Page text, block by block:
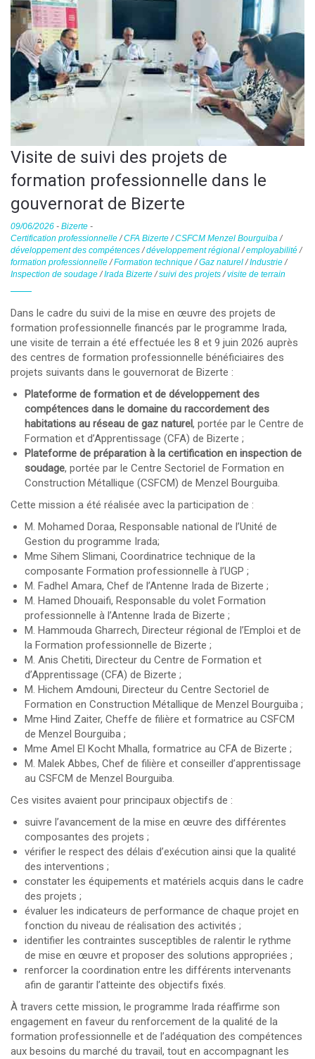
Visite de suivi des projets de
formation professionnelle dans le
gouvernorat de Bizerte
09/06/2026 - Bizerte -
Certification professionnelle/CFA Bizerte/CSFCM Menzel Bourguiba/
développement des compétences/développement régional/employabilité/
formation professionnelle/Formation technique/Gaz naturel/Industrie/
Inspection de soudage/Irada Bizerte/suivi des projets/visite de terrain
Dans le cadre du suivi de la mise en œuvre des projets de
formation professionnelle financés par le programme Irada,
une visite de terrain a été effectuée les 8 et 9 juin 2026 auprès
des centres de formation professionnelle bénéficiaires des
projets suivants dans le gouvernorat de Bizerte :
Plateforme de formation et de développement des
compétences dans le domaine du raccordement des
habitations au réseau de gaz naturel, portée par le Centre de
Formation et d’Apprentissage (CFA) de Bizerte ;
Plateforme de préparation à la certification en inspection de
soudage, portée par le Centre Sectoriel de Formation en
Construction Métallique (CSFCM) de Menzel Bourguiba.
Cette mission a été réalisée avec la participation de :
M. Mohamed Doraa, Responsable national de l’Unité de
Gestion du programme Irada;
Mme Sihem Slimani, Coordinatrice technique de la
composante Formation professionnelle à l’UGP ;
M. Fadhel Amara, Chef de l’Antenne Irada de Bizerte ;
M. Hamed Dhouaifi, Responsable du volet Formation
professionnelle à l’Antenne Irada de Bizerte ;
M. Hammouda Gharrech, Directeur régional de l’Emploi et de
la Formation professionnelle de Bizerte ;
M. Anis Chetiti, Directeur du Centre de Formation et
d’Apprentissage (CFA) de Bizerte ;
M. Hichem Amdouni, Directeur du Centre Sectoriel de
Formation en Construction Métallique de Menzel Bourguiba ;
Mme Hind Zaiter, Cheffe de filière et formatrice au CSFCM
de Menzel Bourguiba ;
Mme Amel El Kocht Mhalla, formatrice au CFA de Bizerte ;
M. Malek Abbes, Chef de filière et conseiller d’apprentissage
au CSFCM de Menzel Bourguiba.
Ces visites avaient pour principaux objectifs de :
suivre l’avancement de la mise en œuvre des différentes
composantes des projets ;
vérifier le respect des délais d’exécution ainsi que la qualité
des interventions ;
constater les équipements et matériels acquis dans le cadre
des projets ;
évaluer les indicateurs de performance de chaque projet en
fonction du niveau de réalisation des activités ;
identifier les contraintes susceptibles de ralentir le rythme
de mise en œuvre et proposer des solutions appropriées ;
renforcer la coordination entre les différents intervenants
afin de garantir l’atteinte des objectifs fixés.
À travers cette mission, le programme Irada réaffirme son
engagement en faveur du renforcement de la qualité de la
formation professionnelle et de l’adéquation des compétences
aux besoins du marché du travail, tout en accompagnant les